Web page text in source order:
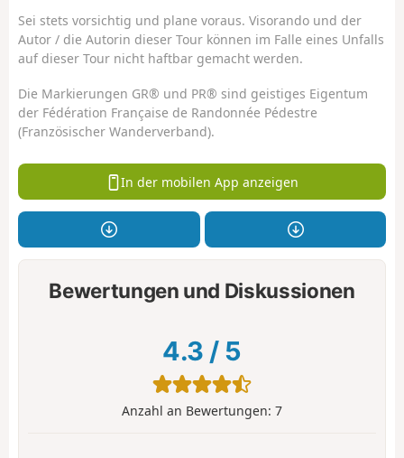
Sei stets vorsichtig und plane voraus. Visorando und der
Autor / die Autorin dieser Tour können im Falle eines Unfalls
auf dieser Tour nicht haftbar gemacht werden.
Die Markierungen GR® und PR® sind geistiges Eigentum
der Fédération Française de Randonnée Pédestre
(Französischer Wanderverband).
In der mobilen App anzeigen
Bewertungen und Diskussionen
4.3 / 5
Anzahl an Bewertungen: 7